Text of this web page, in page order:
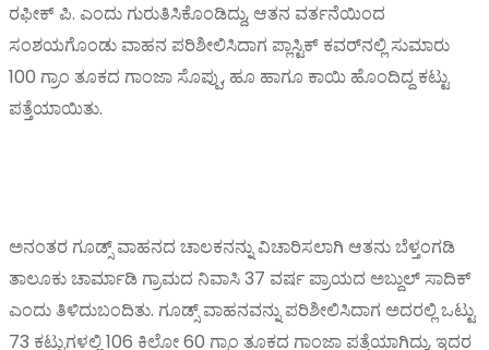
ರಫೀಕ್ ಪಿ. ಎಂದು ಗುರುತಿಸಿಕೊಂಡಿದ್ದು, ಆತನ ವರ್ತನೆಯಿಂದ
ಸಂಶಯಗೊಂಡು ವಾಹನ ಪರಿಶೀಲಿಸಿದಾಗ ಪ್ಲಾಸ್ಟಿಕ್ ಕವರ್‌ನಲ್ಲಿ ಸುಮಾರು
100 ಗ್ರಾಂ ತೂಕದ ಗಾಂಜಾ ಸೊಪ್ಪು, ಹೂ ಹಾಗೂ ಕಾಯಿ ಹೊಂದಿದ್ದ ಕಟ್ಟು
ಪತ್ತೆಯಾಯಿತು.
ಅನಂತರ ಗೂಡ್ಸ್ ವಾಹನದ ಚಾಲಕನನ್ನು ವಿಚಾರಿಸಲಾಗಿ ಆತನು ಬೆಳ್ತಂಗಡಿ
ತಾಲೂಕು ಚಾರ್ಮಾಡಿ ಗ್ರಾಮದ ನಿವಾಸಿ 37 ವರ್ಷ ಪ್ರಾಯದ ಅಬ್ದುಲ್ ಸಾದಿಕ್
ಎಂದು ತಿಳಿದುಬಂದಿತು. ಗೂಡ್ಸ್ ವಾಹನವನ್ನು ಪರಿಶೀಲಿಸಿದಾಗ ಅದರಲ್ಲಿ ಒಟ್ಟು
73 ಕಟ್ಟುಗಳಲ್ಲಿ 106 ಕಿಲೋ 60 ಗ್ರಾಂ ತೂಕದ ಗಾಂಜಾ ಪತ್ತೆಯಾಗಿದ್ದು, ಇದರ